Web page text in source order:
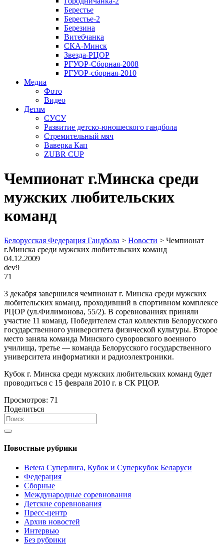
Берестье
Берестье-2
Березина
Витебчанка
СКА-Минск
Звезда-РЦОР
РГУОР-Сборная-2008
РГУОР-сборная-2010
Медиа
Фото
Видео
Детям
СУСУ
Развитие детско-юношеского гандбола
Стремительный мяч
Ваверка Кап
ZUBR CUP
Чемпионат г.Минска среди
мужских любительских
команд
Белорусская Федерация Гандбола > Новости > Чемпионат
г.Минска среди мужских любительских команд
04.12.2009
dev9
71
3 декабря завершился чемпионат г. Минска среди мужских
любительских команд, проходивший в спортивном комплексе
РЦОР (ул.Филимонова, 55/2). В соревнованиях приняли
участие 11 команд. Победителем стал коллектив Белорусского
государственного университета физической культуры. Второе
место заняла команда Минского суворовского военного
училища, третье — команда Белорусского государственного
университета информатики и радиоэлектроники.
Кубок г. Минска среди мужских любительских команд будет
проводиться с 15 февраля 2010 г. в СК РЦОР.
Просмотров: 71
Поделиться
Новостные рубрики
Betera Суперлига, Кубок и Суперкубок Беларуси
Федерация
Сборные
Международные соревнования
Детские соревнования
Пресс-центр
Архив новостей
Интервью
Без рубрики